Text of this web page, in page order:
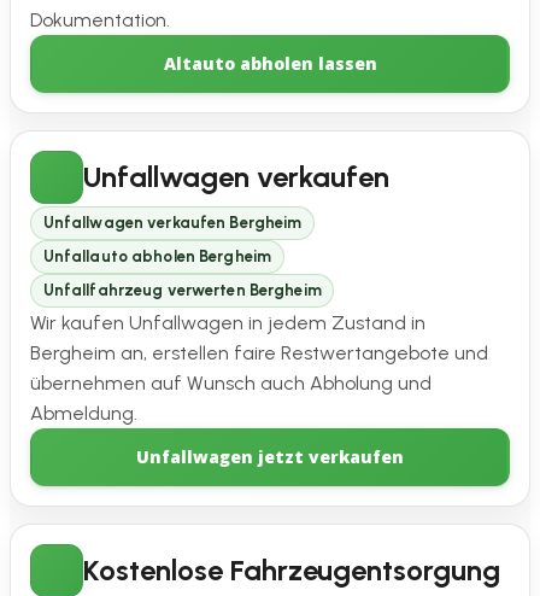
Dokumentation.
Altauto abholen lassen
Unfallwagen verkaufen
Unfallwagen verkaufen Bergheim
Unfallauto abholen Bergheim
Unfallfahrzeug verwerten Bergheim
Wir kaufen Unfallwagen in jedem Zustand in
Bergheim an, erstellen faire Restwertangebote und
übernehmen auf Wunsch auch Abholung und
Abmeldung.
Unfallwagen jetzt verkaufen
Kostenlose Fahrzeugentsorgung